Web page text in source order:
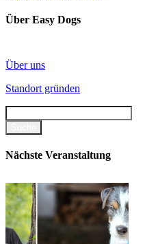
Über Easy Dogs
Über uns
Standort gründen
Nächste Veranstaltung